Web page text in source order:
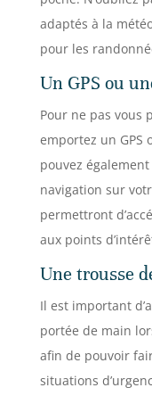
adaptés à la
pour les
Un GPS ou
Pour ne pas vous
emportez un GPS
pouvez
navigation sur
permettront
aux points
Une trousse
Il est important
portée de main
afin de pouvoir
situations